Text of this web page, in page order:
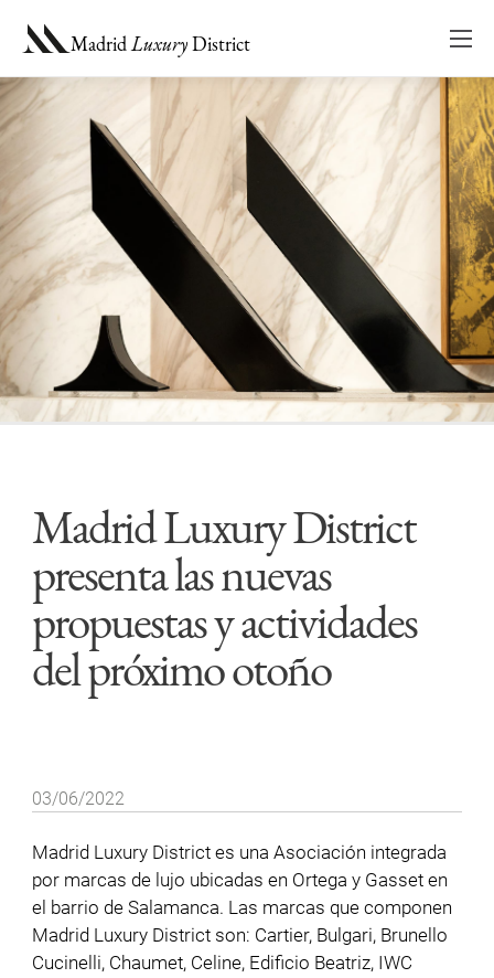
MadridLuxuryDistrict
ES EN
Madrid Luxury District
presenta las nuevas
propuestas y actividades
del próximo otoño
03/06/2022
Madrid Luxury District es una Asociación integrada
por marcas de lujo ubicadas en Ortega y Gasset en
el barrio de Salamanca. Las marcas que componen
Madrid Luxury District son: Cartier, Bulgari, Brunello
Cucinelli, Chaumet, Celine, Edificio Beatriz, IWC